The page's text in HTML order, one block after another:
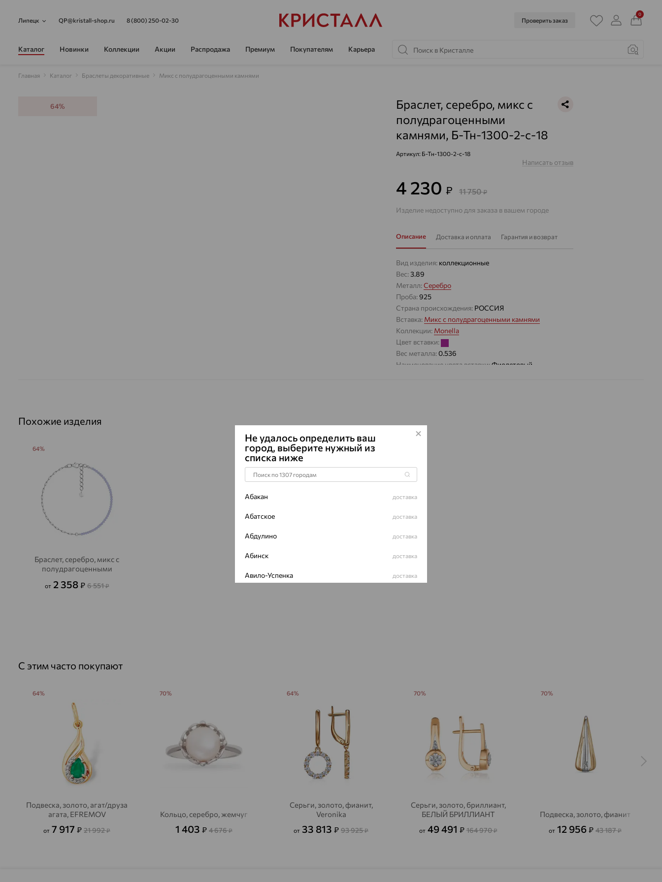
Липецк QP@kristall-shop.ru 8 (800) 250-02-30 Проверить заказ
0
Каталог Новинки Коллекции Акции Распродажа Премиум Покупателям Карьера
Главная Каталог Браслеты декоративные Микс с полудрагоценными камнями
64%
Браслет, серебро, микс с
полудрагоценными
камнями, Б-Тн-1300-2-с-18
Артикул: Б-Тн-1300-2-с-18
Написать отзыв
4 230 ₽ 11 750₽
Изделие недоступно для заказа в вашем городе
Описание Доставка и оплата Гарантия и возврат
Вид изделия: коллекционные
Вес:3.89
Металл:Серебро
Проба:925
Страна происхождения: РОССИЯ
Вставка: Микс с полудрагоценными камнями
Коллекции: Monella
Цвет вставки:
Вес металла:0.536
Наименование цвета вставки:Фиолетовый
Похожие изделия
Браслет, серебро, микс с
полудрагоценными
от 2 358 ₽ 6 551₽
64%
С этим часто покупают
Подвеска, золото, агат/друза
агата, EFREMOV
от 7 917 ₽ 21 992₽
64%
Кольцо, серебро, жемчуг
1 403 ₽ 4 676₽
70%
Серьги, золото, фианит,
Veronika
от 33 813 ₽ 93 925₽
64%
Серьги, золото, бриллиант,
БЕЛЫЙ БРИЛЛИАНТ
от 49 491 ₽ 164 970₽
70%
Подвеска, золото, фианит
от 12 956 ₽ 43 187₽
70%
Не удалось определить ваш
город, выберите нужный из
списка ниже
Абакан доставка
Абатское доставка
Абдулино доставка
Абинск доставка
Авило-Успенка доставка
доставка
Алагир